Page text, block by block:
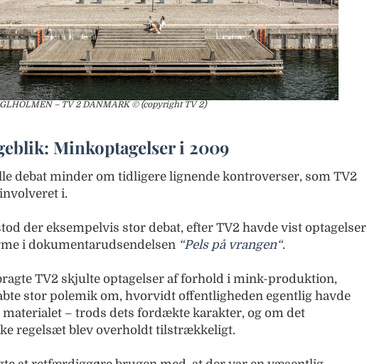
– TV 2 DANMARK © (copyright TV 2)
Minkoptagelser i 2009
debat minder om tidligere lignende kontroverser, som TV2
i.
der eksempelvis stor debat, efter TV2 havde vist optagelser
i dokumentarudsendelsen “Pels på vrangen“.
TV2 skjulte optagelser af forhold i mink-produktion,
stor polemik om, hvorvidt offentligheden egentlig havde
materialet – trods dets fordækte karakter, og om det
regelsæt blev overholdt tilstrækkeligt.